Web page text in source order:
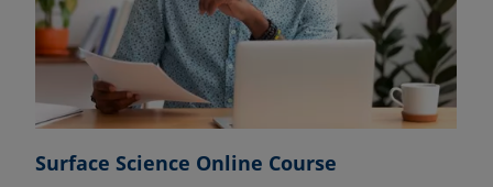
Surface Science Online Course